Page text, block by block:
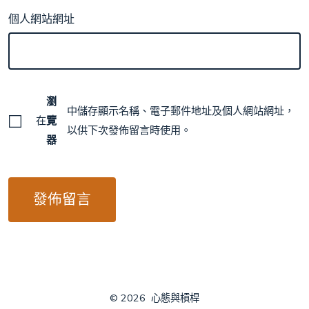
個人網站網址
在
瀏
覽
器
中儲存顯示名稱、電子郵件地址及個人網站網址，
以供下次發佈留言時使用。
© 2026 心態與槓桿